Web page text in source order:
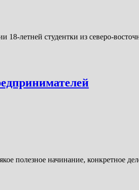
летней студентки из северо-
полезное начинание, конкретное